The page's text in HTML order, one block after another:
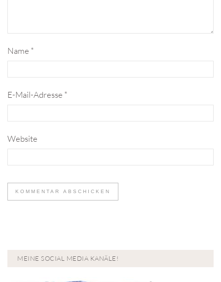
Name *
E-Mail-Adresse *
Website
MEINE SOCIAL MEDIA KANÄLE!